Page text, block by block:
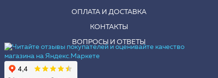
ОПЛАТА И ДОСТАВКА
КОНТАКТЫ
ВОПРОСЫ И ОТВЕТЫ